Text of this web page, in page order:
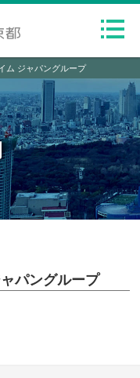
ム ジャパングループ
パングループ